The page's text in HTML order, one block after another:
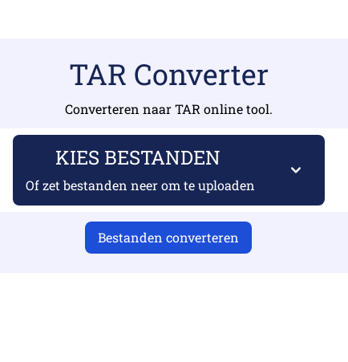
TAR Converter
Converteren naar TAR online tool.
KIES BESTANDEN
Of zet bestanden neer om te uploaden
Bestanden converteren